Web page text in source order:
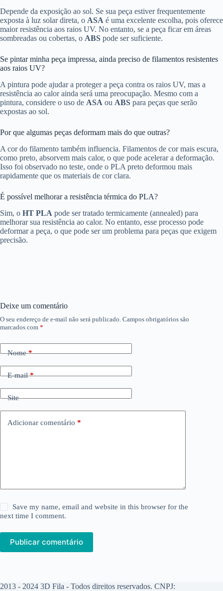
Depende da exposição ao sol. Se sua peça estiver frequentemente
exposta à luz solar direta, o ASA é uma excelente escolha, pois oferece
maior resistência aos raios UV. No entanto, se a peça ficar em áreas
sombreadas ou cobertas, o ABS pode ser suficiente.
Se pintar minha peça impressa, ainda preciso de filamentos resistentes
aos raios UV?
A pintura pode ajudar a proteger a peça contra os raios UV, mas a
resistência ao calor ainda será uma preocupação. Mesmo com a
pintura, considere o uso de ASA ou ABS para peças que serão
expostas ao sol.
Por que algumas peças deformam mais do que outras?
A cor do filamento também influencia. Filamentos de cor mais escura,
como preto, absorvem mais calor, o que pode acelerar a deformação.
Isso foi observado no teste, onde o PLA preto deformou mais
rapidamente que os materiais de cor clara.
É possível melhorar a resistência térmica do PLA?
Sim, o HT PLA pode ser tratado termicamente (annealed) para
melhorar sua resistência ao calor. No entanto, esse processo pode
deformar a peça, o que pode ser um problema para peças que exigem
precisão.
Deixe um comentário
O seu endereço de e-mail não será publicado. Campos obrigatórios são
marcados com *
Nome*
E-mail*
Site
Adicionar comentário *
Save my name, email and website in this browser for the
next time I comment.
Publicar comentário
2013 - 2024 3D Fila - Todos direitos reservados. CNPJ: